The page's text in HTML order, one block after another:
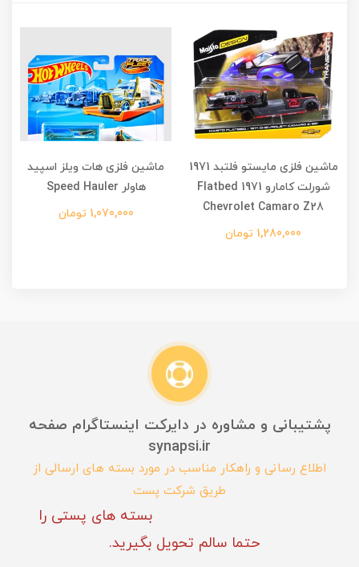
ماشین فلزی مایستو فلتبد 1971
شورلت کامارو Flatbed 1971
Chevrolet Camaro Z28
1,280,000 تومان
ماشین فلزی هات ویلز اسپید
هاولر Speed Hauler
1,070,000 تومان
پشتیبانی و مشاوره در دایرکت اینستاگرام صفحه
synapsi.ir
اطلاع رسانی و راهکار مناسب در مورد بسته های ارسالی از
طریق شرکت پست
بسته های پستی را
حتما سالم تحویل بگیرید.